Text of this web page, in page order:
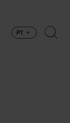
PT